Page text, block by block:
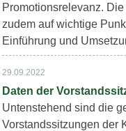
Promotionsrelevanz.
zudem auf wichtige
Einführung und
29.09.2022
Daten der
Untenstehend sind die
Vorstandssitzungen der